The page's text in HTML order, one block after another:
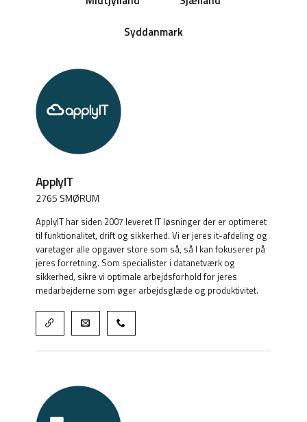
Syddanmark
ApplyIT
2765 SMØRUM
ApplyIT har siden 2007 leveret IT løsninger der er optimeret
til funktionalitet, drift og sikkerhed. Vi er jeres it-afdeling og
varetager alle opgaver store som så, så I kan fokuserer på
jeres forretning. Som specialister i datanetværk og
sikkerhed, sikre vi optimale arbejdsforhold for jeres
medarbejderne som øger arbejdsglæde og produktivitet.